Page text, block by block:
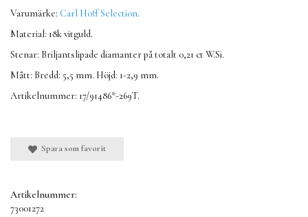
Varumärke: Carl Hoff Selection.
Material: 18k vitguld.
Stenar: Briljantslipade diamanter på totalt 0,21 ct W.Si.
Mått: Bredd: 5,5 mm. Höjd: 1-2,9 mm.
Artikelnummer: 17/91486*-269T.
Spara som favorit
Artikelnummer:
73001272